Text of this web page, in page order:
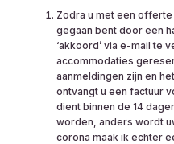
Zodra u met een
gegaan bent door een
‘akkoord’ via e-mail te
accommodaties
aanmeldingen zijn en
ontvangt u een factuur
dient binnen de 14
worden, anders wordt
corona maak ik echter